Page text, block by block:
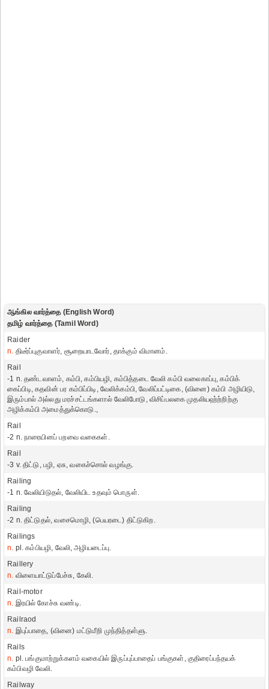
ஆங்கில வார்த்தை (English Word)
தமிழ் வார்த்தை (Tamil Word)
Raider
n. திடீர்ப்புகுவாளர், சூறையாடவோர், தாக்கும் விமானம்.
Rail
-1 n. தண்டவாளம், கம்பி, கம்பியழி, கம்பித்தடை வேலி கம்பி வலைகாப்பு, கம்பிக்
கைப்பிடி, கதவின் பர கம்பிப்பிடி, வேலிக்கம்பி, வேலிப்பட்டிகை, (வினை) கம்பி அழியிடு,
இரும்பால் அல்லது மரச்சட்டங்களால் வேலிபோடு, விசிப்பலகை முதலியஹ்ற்றிற்கு
அழிக்கம்பி அமைத்துக்கொடு.,
Rail
-2 n. நாரையினப் பறவை வகைகள்.
Rail
-3 v. திட்டு, பழி, ஏசு, வகைச்சொல் வழங்கு.
Railing
-1 n. வேலியிடுதல், வேலியிட உதவும் பொருள்.
Railing
-2 n. திட்டுதல், வசைமொழி, (பெயரடை) திட்டுகிற.
Railings
n. pl. கம்பியழி, வேலி, அழியடைப்பு.
Raillery
n. விளையாட்டுப்பேச்சு, கேலி.
Rail-motor
n. இரயில் கோச்சு வண்டி.
Railraod
n. இபுப்பாதை, (வினை) மட்டுமீறி முந்தித்தள்ளு.
Rails
n. pl. பங்குமாற்றுக்களம் வகையில் இருப்புப்பாதைப் பங்குகள், குதிரைப்பந்தயக்
கம்பிவழி வேலி.
Railway